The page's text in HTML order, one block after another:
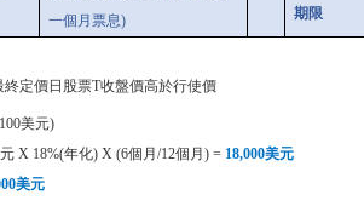
一個月票息) 期限
終定價日股票T收盤價高於行使價
美元)
X 18%(年化) X (6個月/12個月) = 18,000美元
美元